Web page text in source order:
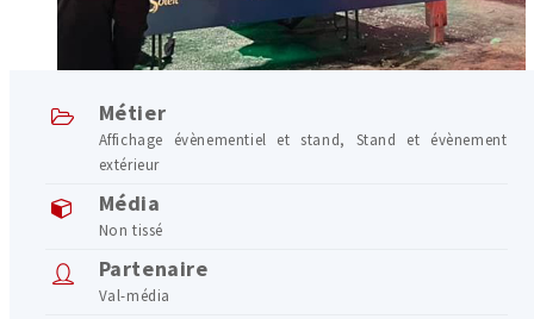
Métier
Affichage évènementiel et stand, Stand et évènement
extérieur
Média
Non tissé
Partenaire
Val-média